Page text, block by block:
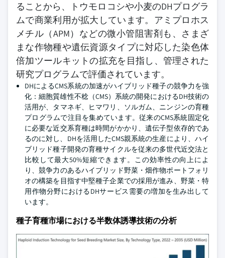
ることから、トウモロコシや小麦のDHプログラ
ムで商業利用が拡大しています。アミプロホス
メチル（APM）などの微小管阻害剤も、さまざ
まな作物種や遺伝資源タイプに対応した染色体
倍加ツールキットの拡充を目指し、管理された
研究プログラムで評価されています。
DHによるCMS系統の加速がハイブリッド種子の競争力を強
化：細胞質雄性不稔（CMS）系統の開発におけるDH技術の
活用が、タマネギ、ヒマワリ、ソルガム、ニンジンの育種
プログラムで注目を集めています。従来のCMS系統固定化
に必要な近交系育種は時間がかかり、遺伝子型依存的であ
るのに対し、DHを活用したCMS親系統の生産により、ハイ
ブリッド種子開発の育種サイクルを従来の多世代近交法と
比較して最大50%短縮できます。この効率性の向上によ
り、競争力のあるハイブリッド野菜・畑作物ポートフォリ
オの構築を目指す中堅種子企業での採用が進み、野菜・特
用作物分野におけるDHサービス需要の増加を生み出して
います。
種子育種市場における半数体誘導技術の分析